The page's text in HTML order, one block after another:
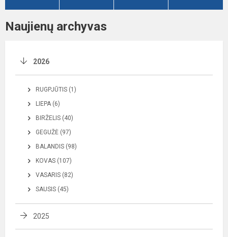
Naujienų archyvas
2026
RUGPJŪTIS (1)
LIEPA (6)
BIRŽELIS (40)
GEGUŽĖ (97)
BALANDIS (98)
KOVAS (107)
VASARIS (82)
SAUSIS (45)
2025